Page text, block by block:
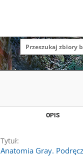
OPIS
Tytuł:
Anatomia Gray.